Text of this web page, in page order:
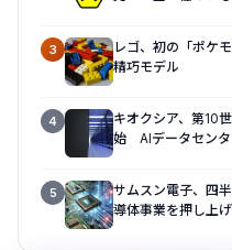
3
レゴ、初の「ポケ
精巧モデル
4
キオクシア、第10
始 AIデータセンタ
5
サムスン電子、四
導体事業を押し上げ